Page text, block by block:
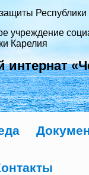
Республики
учреждение
Карелия
интернат